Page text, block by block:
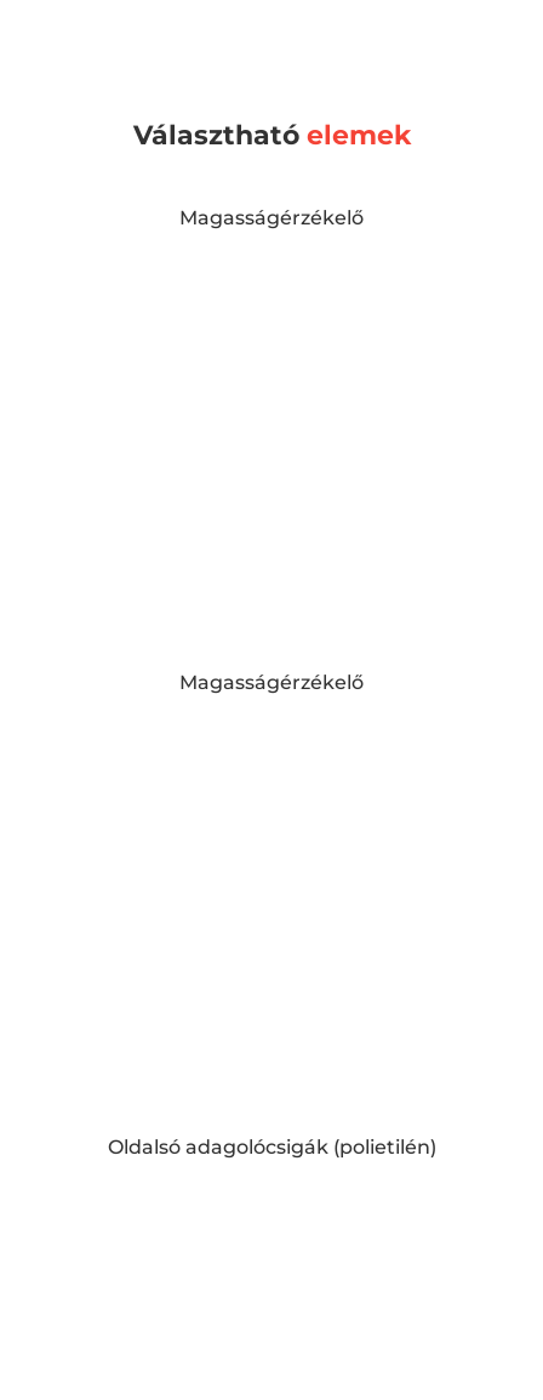
Választható elemek
Magasságérzékelő
Magasságérzékelő
Oldalsó adagolócsigák (polietilén)